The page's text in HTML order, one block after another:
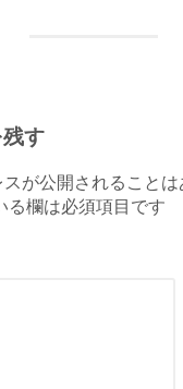
す
が公開されることは
る欄は必須項目です